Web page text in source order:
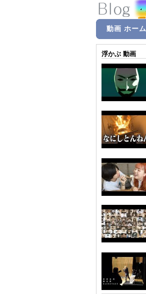
動画 ホーム
浮かぶ 動画